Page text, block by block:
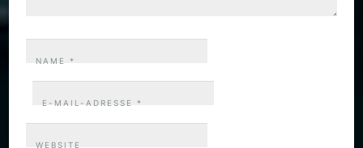
NAME *
E-MAIL-ADRESSE *
WEBSITE